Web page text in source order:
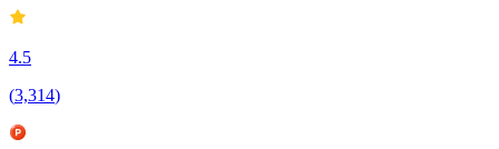
4.5
(3,314)